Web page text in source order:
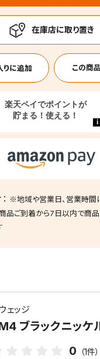
この商
※地域や営業日、営業時間
商品ご到着から7日以内で商
ウェッジ
ブラックニッケ
0 （1件）